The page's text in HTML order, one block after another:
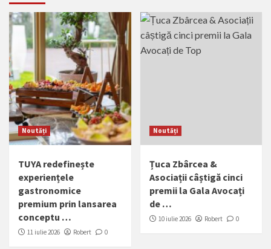
Noutăți
TUYA redefinește
experiențele
gastronomice
premium prin lansarea
conceptu …
11 iulie 2026 Robert 0
Noutăți
Țuca Zbârcea &
Asociații câștigă cinci
premii la Gala Avocați
de …
10 iulie 2026 Robert 0